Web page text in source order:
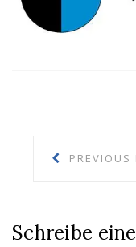
PREVIOUS
Schreibe